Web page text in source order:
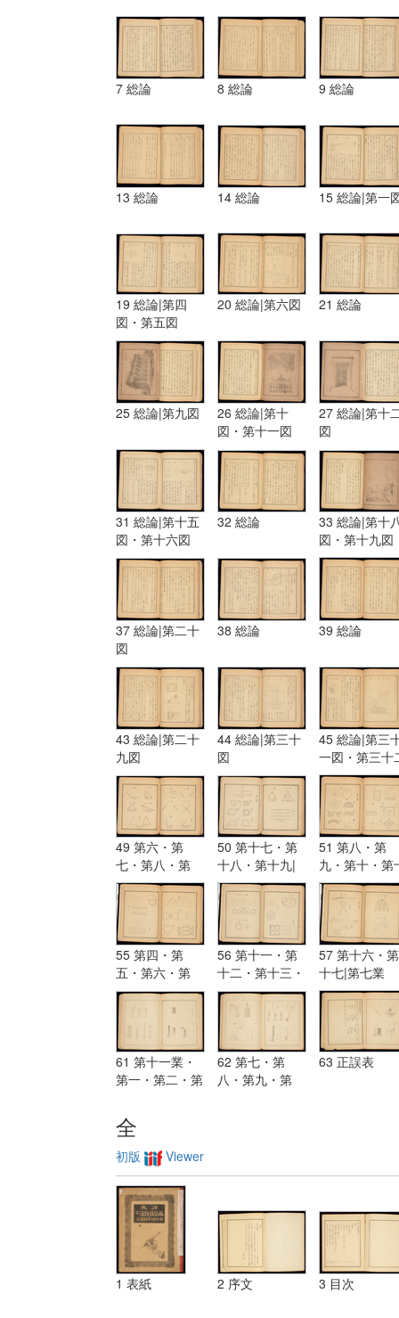
7 総論 8 総論 9 総論
13 総論 14 総論 15 総論|第一
19 総論|第四
図・第五図
20 総論|第六図 21 総論
25 総論|第九図
26 総論|第十
図・第十一図
27 総論|第十
図
31 総論|第十五
図・第十六図
32 総論
33 総論|第十
図・第十九図
37 総論|第二十
図
38 総論 39 総論
43 総論|第二十
九図
44 総論|第三十
図
45 総論|第三
一図・第三十
図
49 第六・第
七・第八・第
九・第十・第十
一・第十二・第
十三・第十四・
第十五・第十六
50 第十七・第
十八・第十九|
第二業・第一・
第二・第三・第
四・第五・第
六・第七
51 第八・第
九・第十・第
一・第十二|第
三業・第一・
二・第三・第
四・第五・第
六・第七・第
55 第四・第
五・第六・第
七・第八・第
九・第十
56 第十一・第
十二・第十三・
第十四・第十五
57 第十六・第
十七|第七業
61 第十一業・
第一・第二・第
五・第六
62 第七・第
八・第九・第
63 正誤表
全
初版 Viewer
1 表紙 2 序文 3 目次